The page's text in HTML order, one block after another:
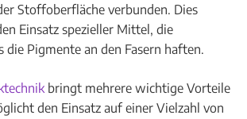
Stoffoberfläche verbunden. Dies
Einsatz spezieller Mittel, die
die Pigmente an den Fasern haften.
bringt mehrere wichtige Vorteile
den Einsatz auf einer Vielzahl von